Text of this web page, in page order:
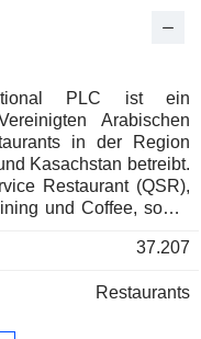
PLC ist ein
Arabischen
in der Region
Kasachstan betreibt.
Restaurant (QSR),
und Coffee, sowie
Mitarbeiter und 2.050
37.207
Restaurants